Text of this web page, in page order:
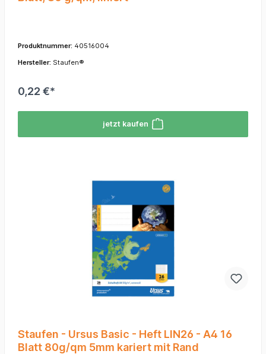
Produktnummer: 40516004
Hersteller: Staufen®
0,22 €*
jetzt kaufen
Staufen - Ursus Basic - Heft LIN26 - A4 16
Blatt 80g/qm 5mm kariert mit Rand